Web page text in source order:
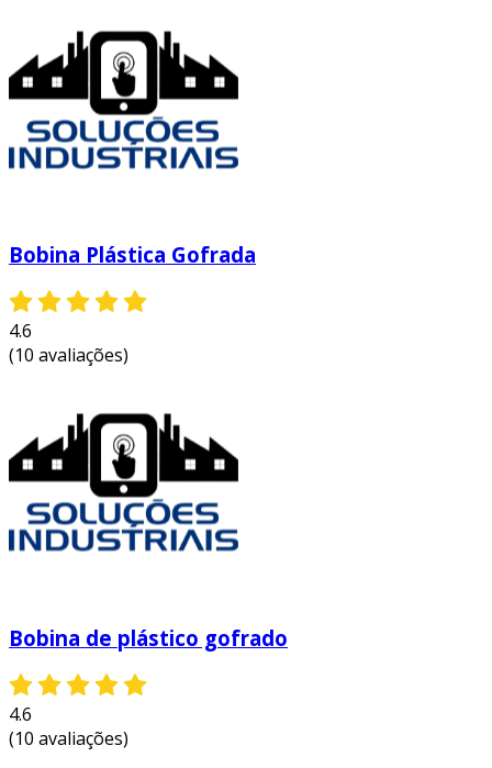
filme pode resultar em benefícios
econômicos e de qualidade para empresas
de diferentes setores.
conclusão
ideal para diversas aplicações. portanto, ao
buscar eficiência, proteção e estética, o filme
gofrado deve ser considerado uma das
melhores opções disponíveis no mercado.
Bobina Plástica Gofrada
4.6
(10 avaliações)
Bobina de plástico gofrado
4.6
(10 avaliações)